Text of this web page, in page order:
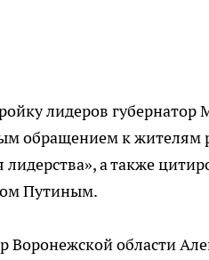
лидеров губернатор
обращением к жителям
лидерства», а также
Путиным.
Воронежской области